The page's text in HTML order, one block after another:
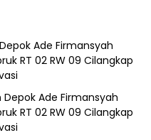
Ade Firmansyah
RT 02 RW 09 Cilangkap
Ade Firmansyah
RT 02 RW 09 Cilangkap